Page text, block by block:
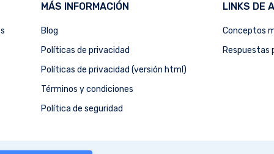
MÁS INFORMACIÓN
Blog
Políticas de privacidad
Políticas de privacidad (versión html)
Términos y condiciones
Política de seguridad
LINKS DE
Conceptos
Respuestas